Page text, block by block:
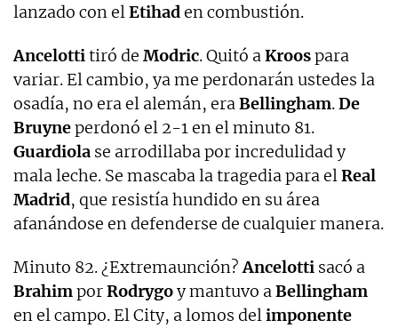
lanzado con elEtihaden combustión.
Ancelottitiró de Modric. Quitó aKroospara
variar. El cambio, ya me perdonarán ustedes la
osadía, no era el alemán, eraBellingham.De
Bruyneperdonó el 2-1 en el minuto 81.
Guardiola se arrodillaba por incredulidad y
mala leche. Se mascaba la tragedia para elReal
Madrid, que resistía hundido en su área
afanándose en defenderse de cualquier manera.
Minuto 82. ¿Extremaunción?Ancelotti sacó a
BrahimporRodrygoy mantuvo aBellingham
en el campo. El City, a lomos delimponente